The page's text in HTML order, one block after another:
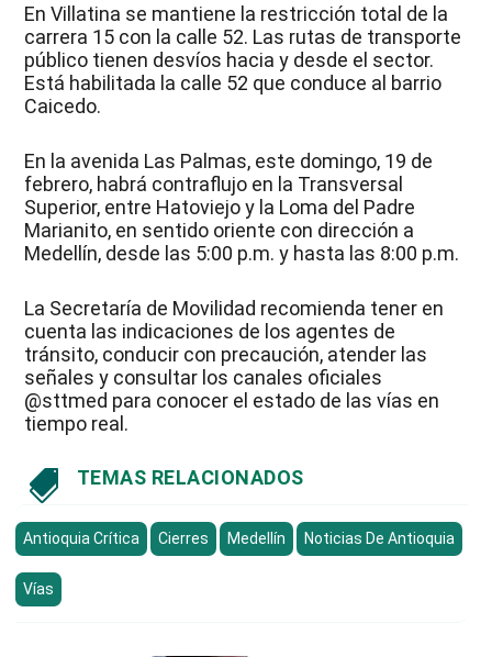
En Villatina se mantiene la restricción total de la
carrera 15 con la calle 52. Las rutas de transporte
público tienen desvíos hacia y desde el sector.
Está habilitada la calle 52 que conduce al barrio
Caicedo.
En la avenida Las Palmas, este domingo, 19 de
febrero, habrá contraflujo en la Transversal
Superior, entre Hatoviejo y la Loma del Padre
Marianito, en sentido oriente con dirección a
Medellín, desde las 5:00 p.m. y hasta las 8:00 p.m.
La Secretaría de Movilidad recomienda tener en
cuenta las indicaciones de los agentes de
tránsito, conducir con precaución, atender las
señales y consultar los canales oficiales
@sttmed para conocer el estado de las vías en
tiempo real.
 TEMAS RELACIONADOS
Antioquia Crítica Cierres Medellín Noticias De Antioquia
Vías